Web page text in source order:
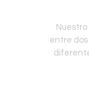
entre dos